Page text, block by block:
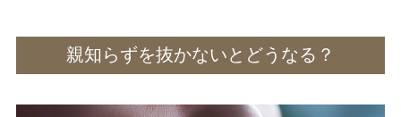
親知らずを抜かないとどうなる？